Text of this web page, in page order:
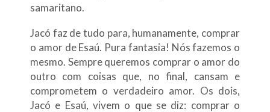
samaritano.
Jacó faz de tudo para, humanamente, comprar
o amor de Esaú. Pura fantasia! Nós fazemos o
mesmo. Sempre queremos comprar o amor do
outro com coisas que, no final, cansam e
comprometem o verdadeiro amor. Os dois,
Jacó e Esaú, vivem o que se diz: comprar o